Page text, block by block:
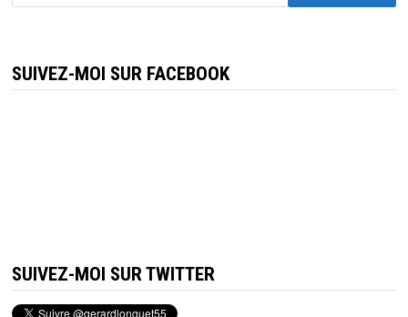
SUIVEZ-MOI SUR FACEBOOK
SUIVEZ-MOI SUR TWITTER